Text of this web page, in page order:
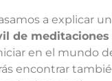
a explicar
de meditaciones
en el mundo
encontrar